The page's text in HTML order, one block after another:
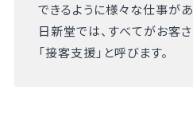
できるように様々な仕事があ
日新堂では、すべてがお客
「接客支援」と呼びます。